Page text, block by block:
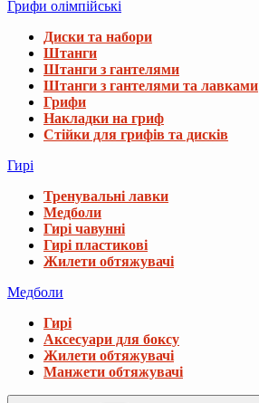
Грифи олімпійські
Диски та набори
Штанги
Штанги з гантелями
Штанги з гантелями та лавками
Грифи
Накладки на гриф
Стійки для грифів та дисків
Гирі
Тренувальні лавки
Медболи
Гирі чавунні
Гирі пластикові
Жилети обтяжувачі
Медболи
Гирі
Аксесуари для боксу
Жилети обтяжувачі
Манжети обтяжувачі